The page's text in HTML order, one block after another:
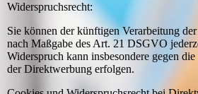
Widerspruchsrecht:
Sie können der künftigen Verarbeitung
nach Maßgabe des Art. 21 DSGVO
Widerspruch kann insbesondere gegen
der Direktwerbung erfolgen.